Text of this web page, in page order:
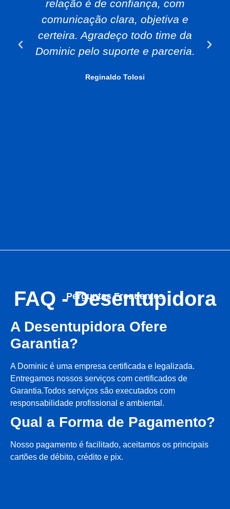
relação é de confiança, com
comunicação clara, objetiva e
certeira. Agradeço todo time da
Dominic pelo suporte e parceria.
Reginaldo Tolosi
Perguntas Frequentes
FAQ - Desentupidora
A Desentupidora Ofere
Garantia?
A Dominic é uma empresa certificada e legalizada.
Entregamos nossos serviços com certificados de
Garantia.Todos serviços são executados com
responsabilidade profissional e ambiental.
Qual a Forma de Pagamento?
Nosso pagamento é facilitado, aceitamos os principais
cartões de débito, crédito e pix.